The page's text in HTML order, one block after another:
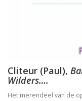
Cliteur (Paul),
Wilders….
Het merendeel van de